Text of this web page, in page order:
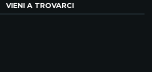
VIENI A TROVARCI